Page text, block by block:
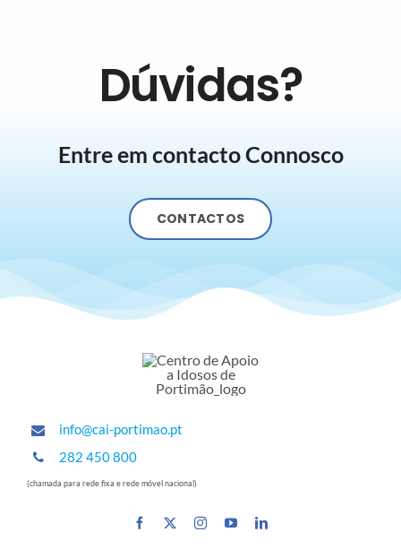
Dúvidas?
Entre em contacto Connosco
CONTACTOS
info@cai-portimao.pt
282 450 800
(chamada para rede fixa e rede móvel nacional)